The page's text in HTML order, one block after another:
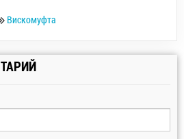
Вискомуфта